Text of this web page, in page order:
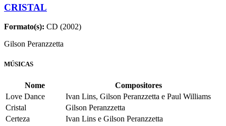
CRISTAL
Formato(s): CD (2002)
Gilson Peranzzetta
MÚSICAS
Nome
Compositores
Love Dance
Ivan Lins, Gilson Peranzzetta e Paul Williams
Cristal
Gilson Peranzzetta
Certeza
Ivan Lins e Gilson Peranzzetta